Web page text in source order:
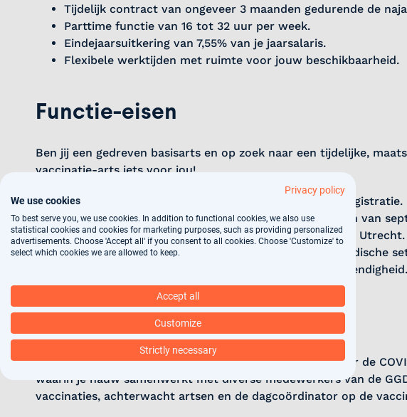
Tijdelijk contract van ongeveer 3 maanden gedurende de
Parttime functie van 16 tot 32 uur per week.
Eindejaarsuitkering van 7,55% van je jaarsalaris.
Flexibele werktijden met ruimte voor jouw beschikbaarheid.
Functie-eisen
Ben jij een gedreven basisarts en op zoek naar een tijdelijke,
vaccinatie-arts iets voor jou!
Afgeronde opleiding Geneeskunde en geldige BIG-registratie.
Beschikbaarheid voor inwerken in de eerste 3 weken van
Flexibiliteit in werktijden en locaties binnen de regio Utrecht.
Ervaring met multidisciplinaire samenwerking in medische
Goede communicatieve vaardigheden en stressbestendigheid.
Over het bedrijf
Projectteam COVID-19 vaccinatie is verantwoordelijk voor de
waarin je nauw samenwerkt met diverse medewerkers van de
vaccinaties, achterwacht artsen en de dagcoördinator op de
Privacy policy
We use cookies
To best serve you, we use cookies. In addition to functional cookies, we also use
statistical cookies and cookies for marketing purposes, such as providing personalized
advertisements. Choose 'Accept all' if you consent to all cookies. Choose 'Customize' to
select which cookies we are allowed to keep.
Accept all
Customize
Strictly necessary